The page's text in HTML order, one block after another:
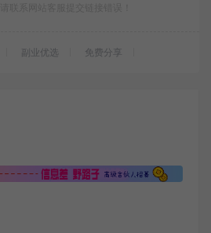
副业优选 免费分享